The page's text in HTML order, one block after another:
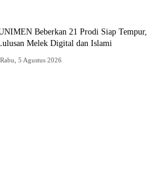
Beberkan 21 Prodi Siap Tempur,
Melek Digital dan Islami
Rabu, 5 Agustus 2026